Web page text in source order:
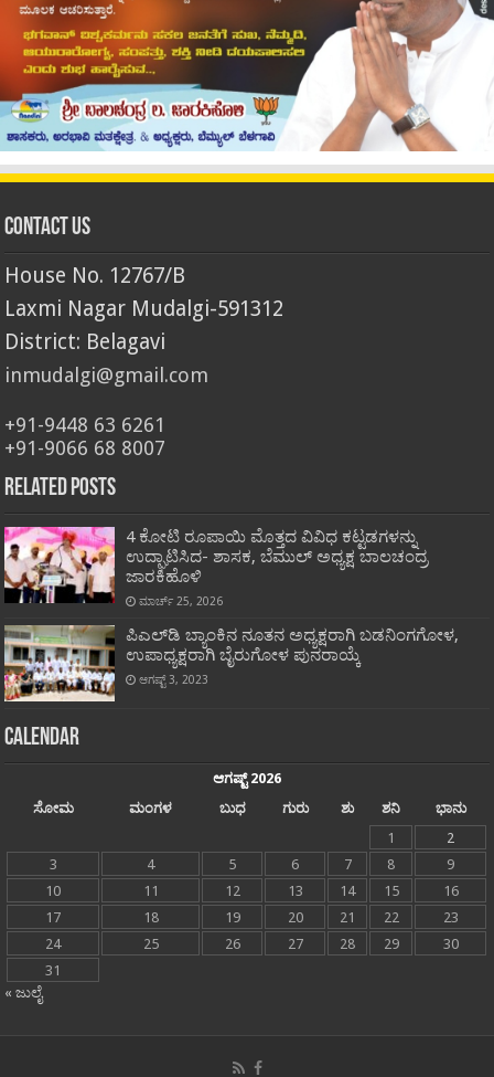
Contact Us
House No. 12767/B
Laxmi Nagar Mudalgi-591312
District: Belagavi
inmudalgi@gmail.com
+91-9448 63 6261
+91-9066 68 8007
Related Posts
4 ಕೋಟಿ ರೂಪಾಯಿ ಮೊತ್ತದ ವಿವಿಧ ಕಟ್ಟಡಗಳನ್ನು
ಉದ್ಘಾಟಿಸಿದ- ಶಾಸಕ, ಬೆಮುಲ್ ಅಧ್ಯಕ್ಷ ಬಾಲಚಂದ್ರ
ಜಾರಕಿಹೊಳಿ
ಮಾರ್ಚ್ 25, 2026
ಪಿಎಲ್‍ಡಿ ಬ್ಯಾಂಕಿನ ನೂತನ ಅಧ್ಯಕ್ಷರಾಗಿ ಬಡನಿಂಗಗೋಳ,
ಉಪಾಧ್ಯಕ್ಷರಾಗಿ ಬೈರುಗೋಳ ಪುನರಾಯ್ಕೆ
ಆಗಷ್ಟ್ 3, 2023
Calendar
ಆಗಷ್ಟ್ 2026
ಸೋಮ
ಮಂಗಳ ಬುಧ ಗುರು ಶು ಶನಿ
ಭಾನು
1
2
3
4 5 6 7 8
9
10
11 12 13 14 15
16
17
18 19 20 21 22
23
24
25 26 27 28 29
30
31
« ಜುಲೈ